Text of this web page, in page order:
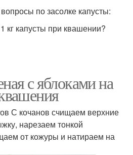
по засолке капусты:
кг капусты при квашении?
с яблоками на
С кочанов счищаем верхние
нарезаем тонкой
от кожуры и натираем на